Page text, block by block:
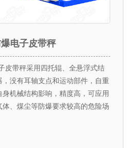
电子皮带秤
皮带秤采用四托辊、全悬浮式结
没有耳轴支点和运动部件，自重
机械结构影响，精度高，可应用
、煤尘等防爆要求较高的危险场